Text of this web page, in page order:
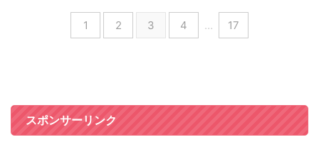
1 2 3 4 … 17
スポンサーリンク